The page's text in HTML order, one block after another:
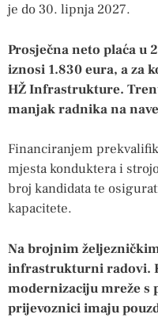
je do 30. lipnja 2027.
Prosječna neto plaća u
iznosi 1.830 eura, a za
HŽ Infrastrukture.
manjak radnika na
Financiranjem
mjesta konduktera i
broj kandidata te
kapacitete.
Na brojnim
infrastrukturni radovi.
modernizaciju mreže s
prijevoznici imaju